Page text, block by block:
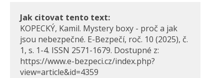
Jak citovat tento text:
KOPECKÝ, Kamil. Mystery boxy - proč a jak
jsou nebezpečné. E-Bezpečí, roč. 10 (2025), č.
1, s. 1-4. ISSN 2571-1679. Dostupné z:
https://www.e-bezpeci.cz/index.php?
view=article&id=4359